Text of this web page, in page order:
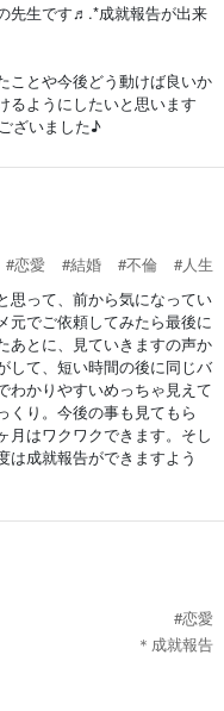
先生です♬.*成就報告が出来
とや今後どう動けば良いか
るようにしたいと思います
ざいました♪
#恋愛
#結婚 #不倫
#人生
思って、前から気になってい
元でご依頼してみたら最後に
あとに、見ていきますの声か
して、短い時間の後に同じバ
わかりやすいめっちゃ見えて
くり。今後の事も見てもら
月はワクワクできます。そし
は成就報告ができますよう
#恋愛
＊成就報告